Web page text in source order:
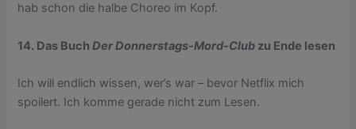
hab schon die halbe Choreo im Kopf.
14. Das BuchDer Donnerstags-Mord-Club zu Ende lesen
Ich will endlich wissen, wer’s war – bevor Netflix mich
spoilert. Ich komme gerade nicht zum Lesen.